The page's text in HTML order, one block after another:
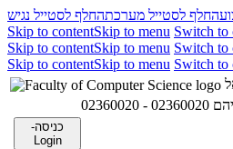
החלף לסטייל מערכתהחלף לסטייל נגיש
Skip to contentSkip to menu Switch to
Skip to contentSkip to menu Switch to
Skip to contentSkip to menu Switch to
כניסה-
Login